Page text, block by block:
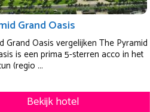
Grand Oasis
Grand Oasis vergelijken The Pyramid
is een prima 5-sterren acco in het
(regio ...
Bekijk hotel